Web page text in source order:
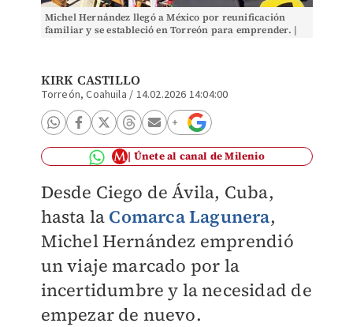
Michel Hernández llegó a México por reunificación
familiar y se estableció en Torreón para emprender. |
KIRK CASTILLO
Torreón, Coahuila / 14.02.2026 14:04:00
Únete al canal de Milenio
Desde Ciego de Ávila, Cuba,
hasta la Comarca Lagunera,
Michel Hernández emprendió
un viaje marcado por la
incertidumbre y la necesidad de
empezar de nuevo.